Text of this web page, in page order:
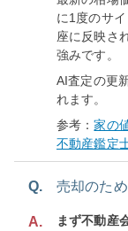
に1度のサ
座に反映さ
強みです。
AI査定の更
れます。
参考：家の
不動産鑑定
Q. 売却のた
A.
まず不動産